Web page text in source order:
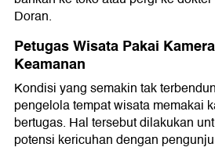
Doran.
Petugas Wisata Pakai
Keamanan
Kondisi yang semakin tak
pengelola tempat wisata memakai
bertugas. Hal tersebut dilakukan
potensi kericuhan dengan